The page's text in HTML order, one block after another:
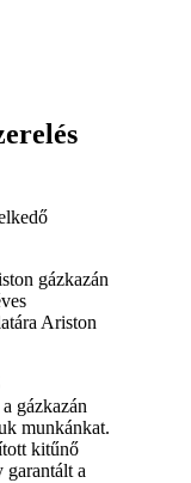
gázkazán
Ariston
gázkazán
munkánkat.
kitűnő
garantált a